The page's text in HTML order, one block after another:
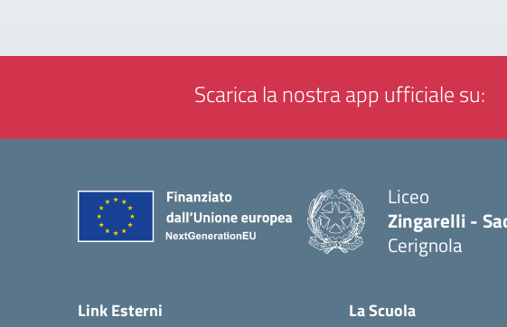
Scarica la nostra app ufficiale su:
Liceo
Zingarelli -
Cerignola
Link Esterni La Scuola